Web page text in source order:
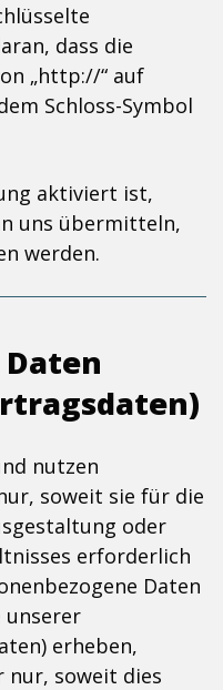
dass die
„http://“ auf
Schloss-Symbol
aktiviert ist,
uns übermitteln,
werden.
nutzen
soweit sie für die
oder
erforderlich
Daten
unserer
erheben,
soweit dies